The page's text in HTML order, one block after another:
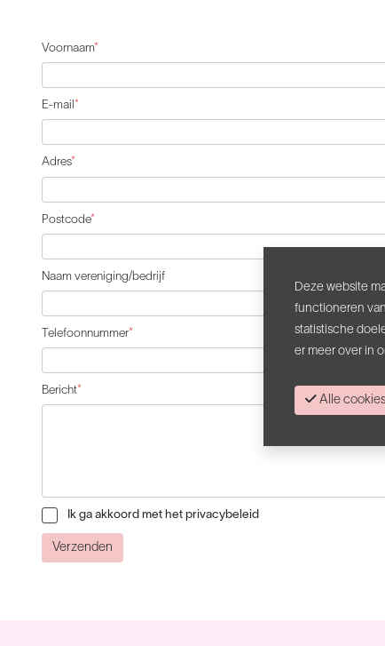
Voornaam*
E-mail *
Adres*
Postcode*
Naam vereniging/bedrijf
Telefoonnummer*
Bericht*
Ik ga akkoord met het privacybeleid
Verzenden
Deze website
functioneren
statistische
er meer over in
Alle